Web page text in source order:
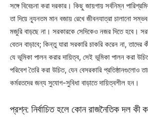
সঙ্গে বিবেচনা করা দরকার। কিছু জায়গায় সর্বনিম্ন
তা দিয়ে ন্যূনতম মান বজায় রেখে জীবনযাত্রা চালানো
মজুরি বাড়ছে না। সরকারকে সেদিকেও নজর দিতে হবে।
বেতন বাড়াবে; কিন্তু যারা সরকারি চাকরি করেন না, তাদের
যে ভূমিকা পালন করার দায়িত্ব, সেই ভূমিকা পালন করা
পরিবেশ তৈরি করা উচিত, যেন বেসরকারি প্রতিষ্ঠানগুলোও
কর্মরতদের জন্য সুযোগ-সুবিধা বাড়াতে দায়িত্বশীল হন।
প্রশ্ন: নির্বাচিত হলে কোন রাজনৈতিক দল কী